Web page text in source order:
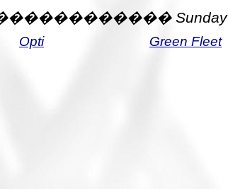
Sunday
Opti Green Fleet